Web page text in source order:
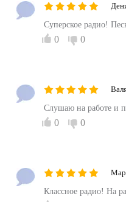
Суперское радио!
0 0
Слушаю на работе и
0 0
Классное радио! На